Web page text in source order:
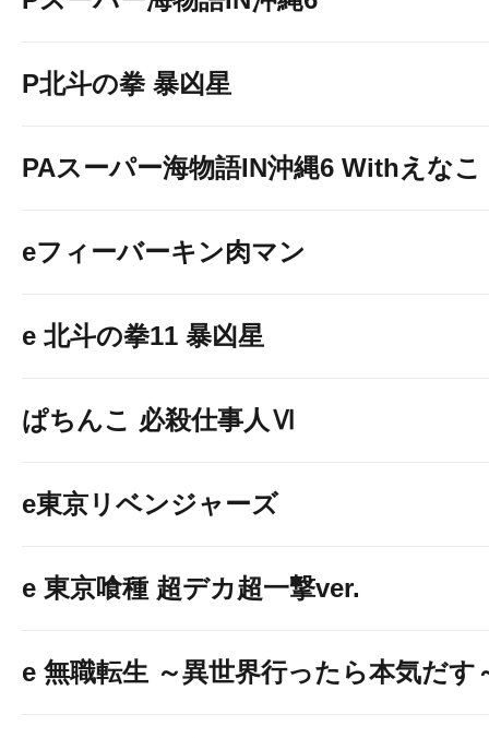
P北斗の拳 暴凶星
PAスーパー海物語IN沖縄6 Withえなこ
eフィーバーキン肉マン
e 北斗の拳11 暴凶星
ぱちんこ 必殺仕事人Ⅵ
e東京リベンジャーズ
e 東京喰種 超デカ超一撃ver.
e 無職転生 ～異世界行ったら本気だす